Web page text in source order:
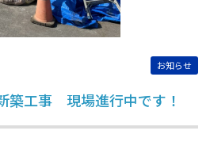
築工事 現場進行中です！
お知らせ